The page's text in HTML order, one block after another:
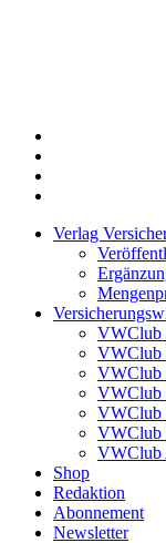
Verlag
VWClub
VWClub
VWClub
VWClub
VWClub
VWClub
VWClub
Shop
Redaktion
Abonnement
Newsletter